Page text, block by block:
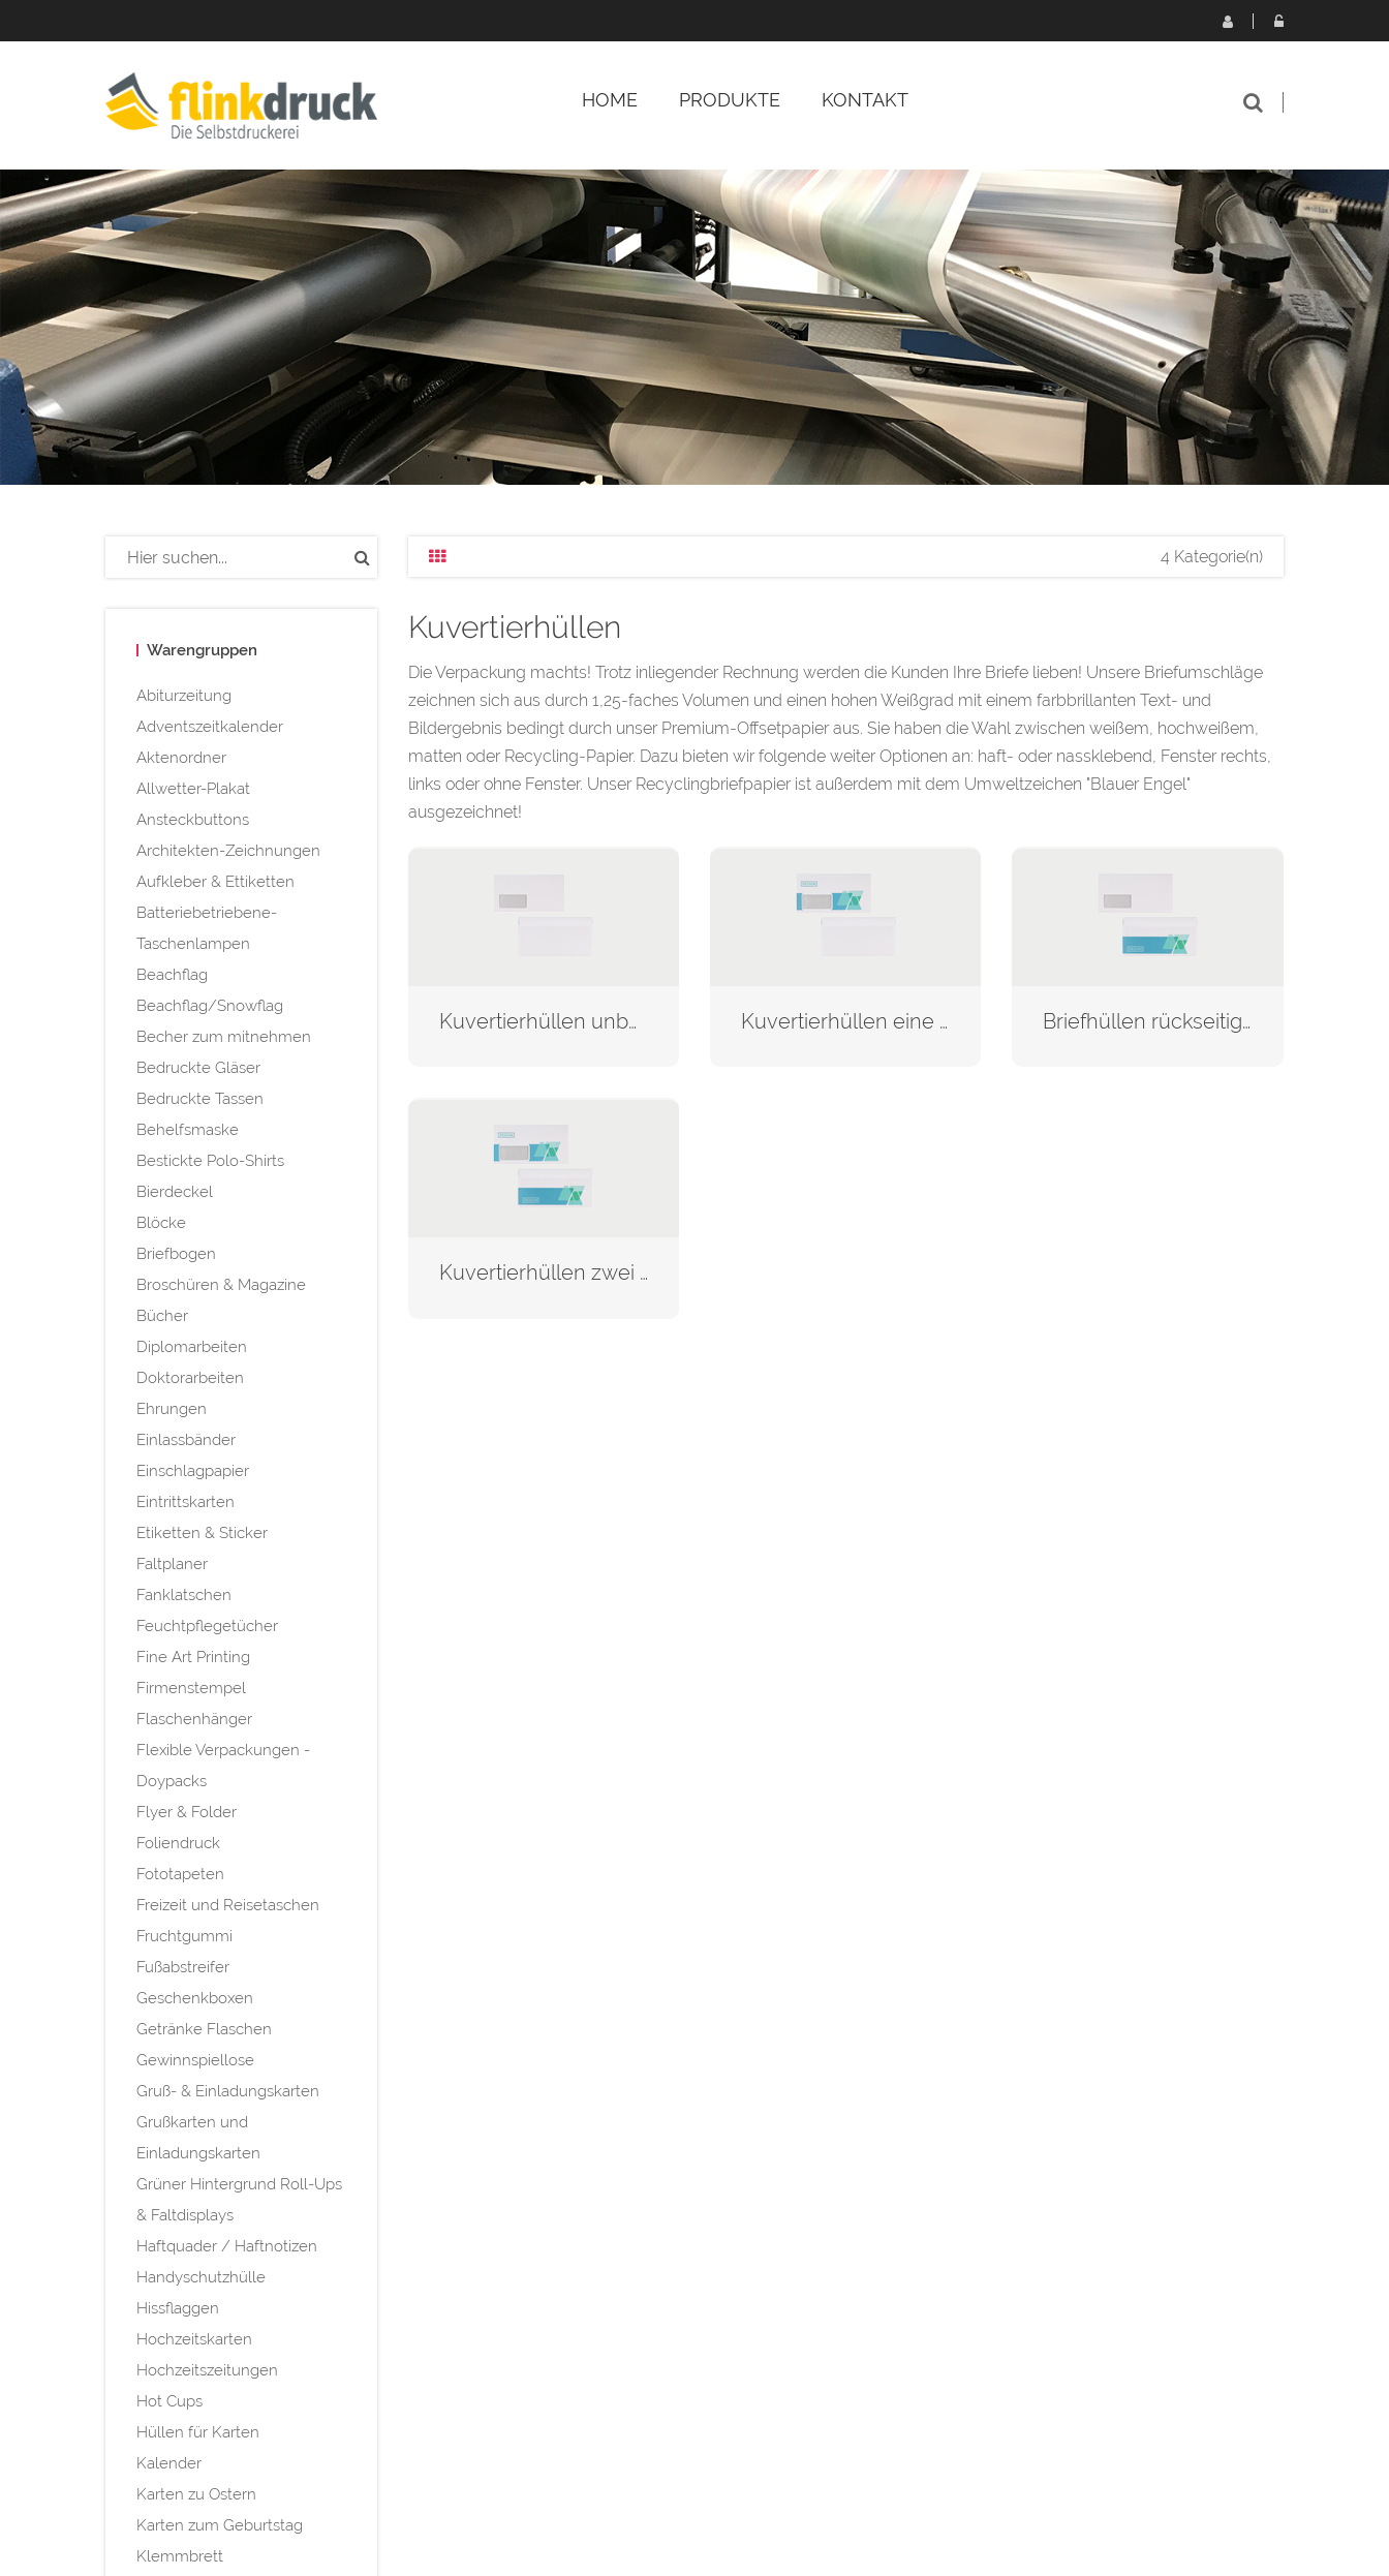
HOME PRODUKTE KONTAKT
Warengruppen
Abiturzeitung
Adventszeitkalender
Aktenordner
Allwetter-Plakat
Ansteckbuttons
Architekten-Zeichnungen
Aufkleber & Ettiketten
Batteriebetriebene-
Taschenlampen
Beachflag
Beachflag/Snowflag
Becher zum mitnehmen
Bedruckte Gläser
Bedruckte Tassen
Behelfsmaske
Bestickte Polo-Shirts
Bierdeckel
Blöcke
Briefbogen
Broschüren & Magazine
Bücher
Diplomarbeiten
Doktorarbeiten
Ehrungen
Einlassbänder
Einschlagpapier
Eintrittskarten
Etiketten & Sticker
Faltplaner
Fanklatschen
Feuchtpflegetücher
Fine Art Printing
Firmenstempel
Flaschenhänger
Flexible Verpackungen -
Doypacks
Flyer & Folder
Foliendruck
Fototapeten
Freizeit und Reisetaschen
Fruchtgummi
Fußabstreifer
Geschenkboxen
Getränke Flaschen
Gewinnspiellose
Gruß- & Einladungskarten
Grußkarten und
Einladungskarten
Grüner Hintergrund Roll-Ups
& Faltdisplays
Haftquader / Haftnotizen
Handyschutzhülle
Hissflaggen
Hochzeitskarten
Hochzeitszeitungen
Hot Cups
Hüllen für Karten
Kalender
Karten zu Ostern
Karten zum Geburtstag
Klemmbrett
4 Kategorie(n)
Kuvertierhüllen
Die Verpackung machts! Trotz inliegender Rechnung werden die Kunden Ihre Briefe lieben! Unsere Briefumschläge
zeichnen sich aus durch 1,25-faches Volumen und einen hohen Weißgrad mit einem farbbrillanten Text- und
Bildergebnis bedingt durch unser Premium-Offsetpapier aus. Sie haben die Wahl zwischen weißem, hochweißem,
matten oder Recycling-Papier. Dazu bieten wir folgende weiter Optionen an: haft- oder nassklebend, Fenster rechts,
links oder ohne Fenster. Unser Recyclingbriefpapier ist außerdem mit dem Umweltzeichen "Blauer Engel"
ausgezeichnet!
Kuvertierhüllen unbedruckt Kuvertierhüllen eine Seite bedruckt Briefhüllen rückseitig bedruckt
Kuvertierhüllen zwei Seiten bedruckt